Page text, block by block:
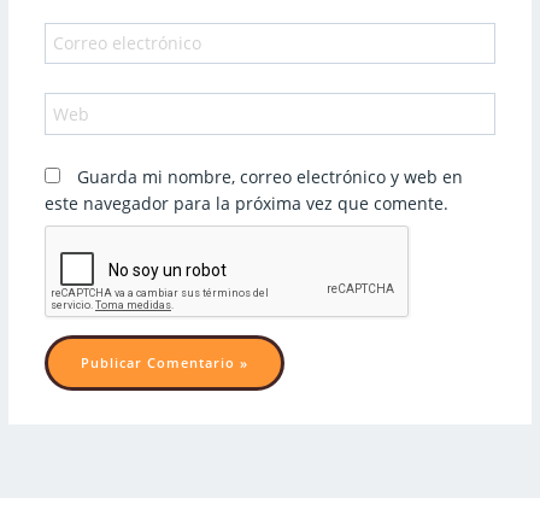
Correo
electrónico
Web
Guarda mi nombre, correo electrónico y web en
este navegador para la próxima vez que comente.